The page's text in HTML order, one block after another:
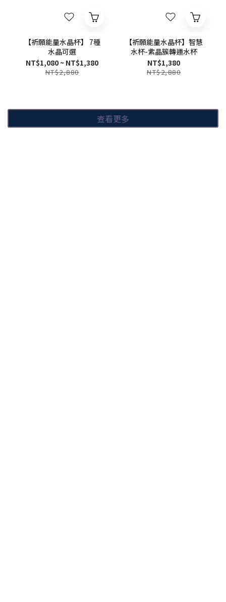
【祈願能量水晶杯】 7種
水晶可選
NT$1,080 ~ NT$1,380
NT$2,880
【祈願能量水晶杯】智慧
水杯-紫晶簇轉運水杯
NT$1,380
NT$2,880
查看更多